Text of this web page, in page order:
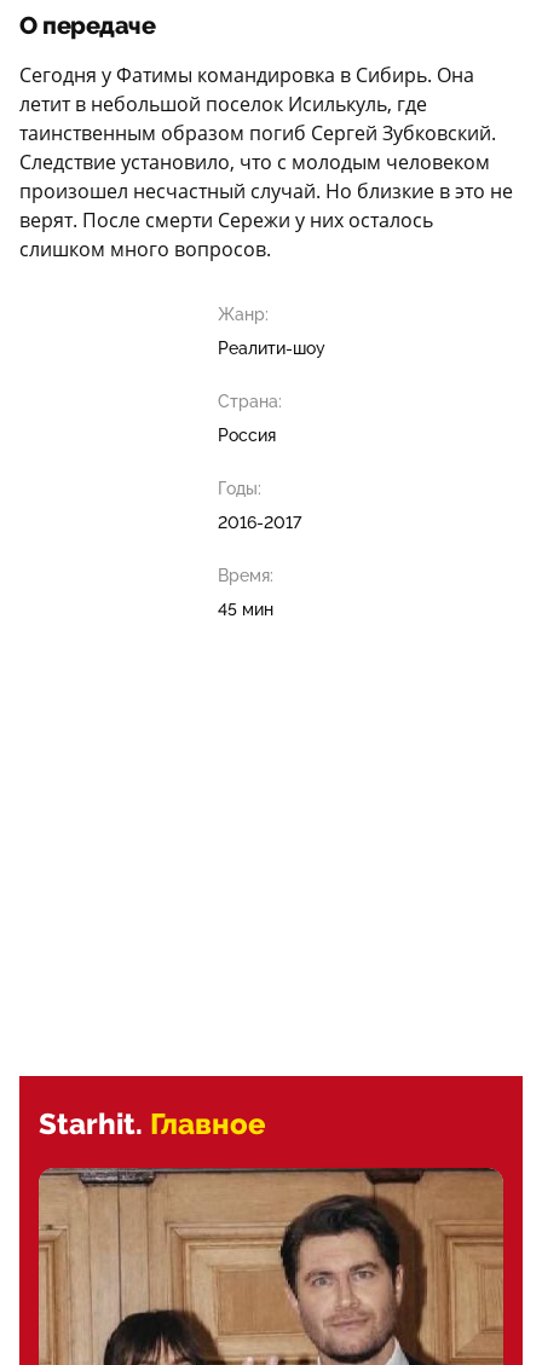
О передаче
Сегодня у Фатимы командировка в Сибирь. Она
летит в небольшой поселок Исилькуль, где
таинственным образом погиб Сергей Зубковский.
Следствие установило, что с молодым человеком
произошел несчастный случай. Но близкие в это не
верят. После смерти Сережи у них осталось
слишком много вопросов.
Жанр:
Реалити-шоу
Страна:
Россия
Годы:
2016-2017
Время:
45 мин
Starhit. Главное